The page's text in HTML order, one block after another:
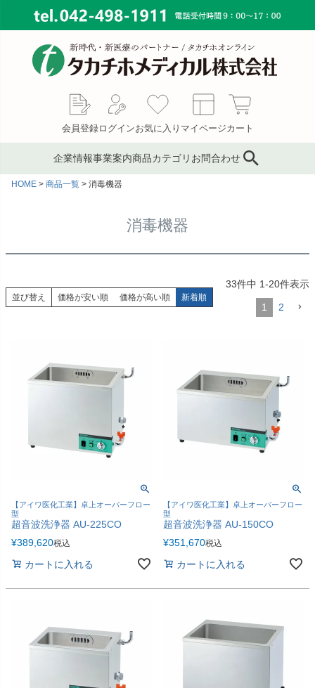
会員登録ログインお気に入り マイページカート
企業情報
会社概要
事業案内
サプライ事業
コンサルティング
商品カテゴリ
ブランド
もぐさ・温灸用品／電子
温灸器
サポーター
キャスト材・スプリント
材
処置補助材
サポート用品
模型
吸角療法器 マッサージ用品
冷・温感パップ用品／軟
物理療法
多目的マクラ・マット カバー／シーツ／タオル
お問合わせ
HOME 商品一覧 消毒機器
消毒機器
並び替え 価格が安い順 価格が高い順 新着順
33件中 1-20件表示
1 2
【アイワ医化工業】卓上オーバーフロー
型
超音波洗浄器 AU-225CO
¥389,620税込
カートに入れる
【アイワ医化工業】卓上オーバーフロー
型
超音波洗浄器 AU-150CO
¥351,670税込
カートに入れる